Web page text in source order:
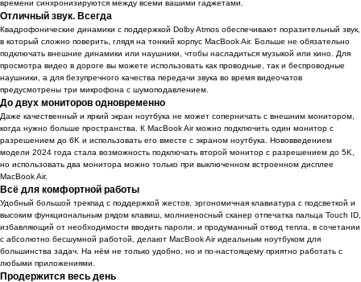
времени синхронизируются между всеми вашими гаджетами.
Отличный звук. Всегда
Квадрофонические динамики c поддержкой Dolby Atmos обеспечивают поразительный звук,
в который сложно поверить, глядя на тонкий корпус MacBook Air. Больше не обязательно
подключать внешние динамики или наушники, чтобы насладиться музыкой или кино. Для
просмотра видео в дороге вы можете использовать как проводные, так и беспроводные
наушники, а для безупречного качества передачи звука во время видеочатов
предусмотрены три микрофона с шумоподавлением.
До двух мониторов одновременно
Даже качественный и яркий экран ноутбука не может соперничать с внешним монитором,
когда нужно больше пространства. К MacBook Air можно подключить один монитор с
разрешением до 6K и использовать его вместе с экраном ноутбука. Нововведением
модели 2024 года стала возможность подключать второй монитор с разрешением до 5K,
но использовать два монитора можно только при выключенном встроенном дисплее
MacBook Air.
Всё для комфортной работы
Удобный большой трекпад с поддержкой жестов, эргономичная клавиатура с подсветкой и
высоким функциональным рядом клавиш, молниеносный сканер отпечатка пальца Touch ID,
избавляющий от необходимости вводить пароли, и продуманный отвод тепла, в сочетании
с абсолютно бесшумной работой, делают MacBook Air идеальным ноутбуком для
большинства задач. На нём не только удобно, но и по-настоящему приятно работать с
любыми приложениями.
Продержится весь день